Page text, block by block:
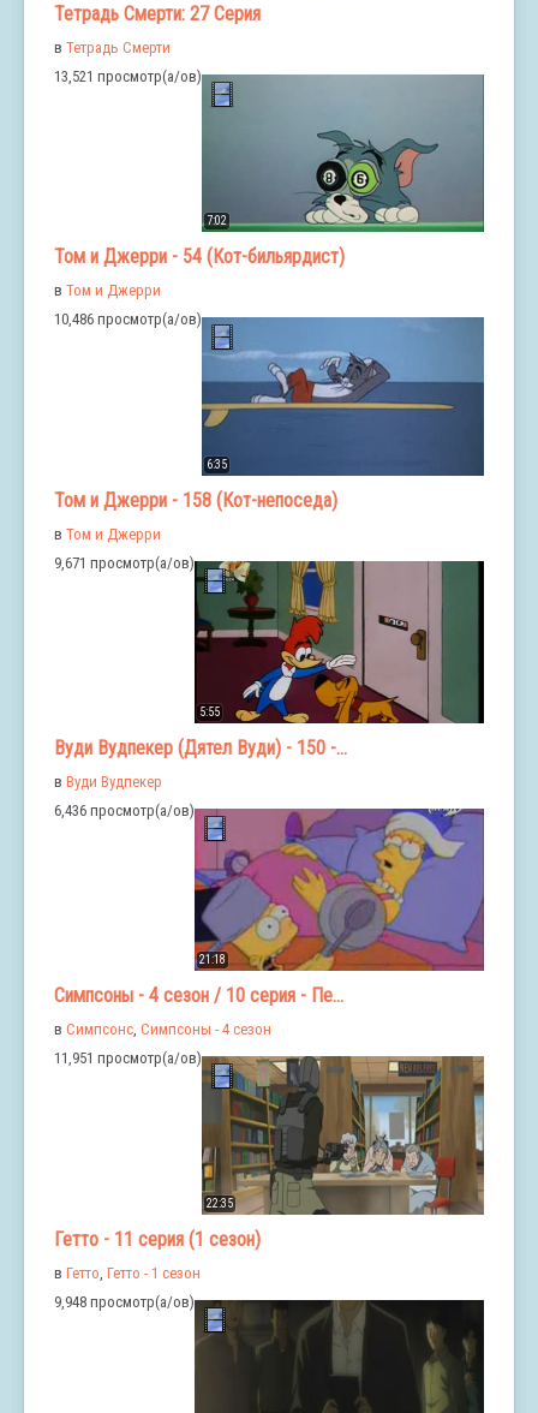
Тетрадь Смерти: 27 Серия
в Тетрадь Смерти
13,521 просмотр(а/ов)
7:02
Том и Джерри - 54 (Кот-бильярдист)
в Том и Джерри
10,486 просмотр(а/ов)
6:35
Том и Джерри - 158 (Кот-непоседа)
в Том и Джерри
9,671 просмотр(а/ов)
5:55
Вуди Вудпекер (Дятел Вуди) - 150 -...
в Вуди Вудпекер
6,436 просмотр(а/ов)
21:18
Симпсоны - 4 сезон / 10 серия - Пе...
в Симпсонс Симпсоны - 4 сезон
11,951 просмотр(а/ов)
22:35
Гетто - 11 серия (1 сезон)
в Гетто Гетто - 1 сезон
9,948 просмотр(а/ов)